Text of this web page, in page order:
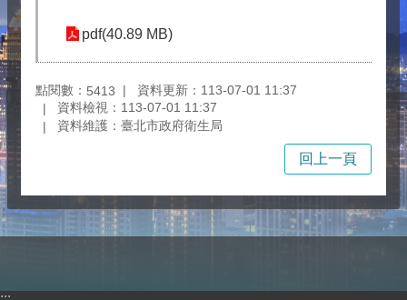
pdf(40.89 MB)
點閱數： 5413
資料更新：113-07-01 11:37
資料檢視：113-07-01 11:37
資料維護：臺北市政府衛生局
回上一頁